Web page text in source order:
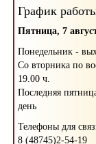
График
Пятница, 7
Понедельник -
Со вторника по
19.00 ч.
Последняя
день
Телефоны для
8 (48745)2-54-19